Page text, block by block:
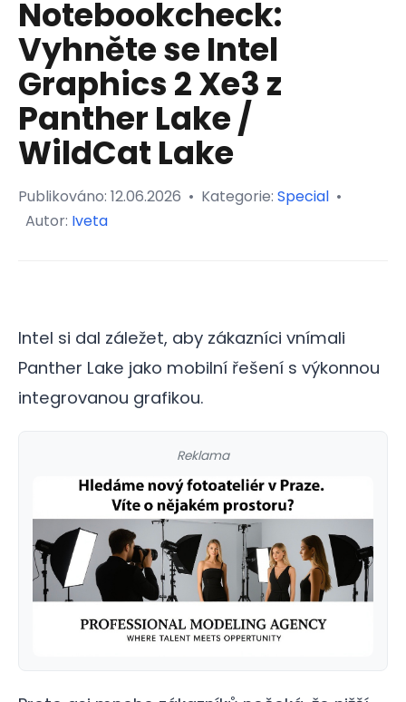
Notebookcheck:
Vyhněte se Intel
Graphics 2 Xe3 z
Panther Lake /
WildCat Lake
Publikováno: 12.06.2026 • Kategorie: Special •
Autor: Iveta
Intel si dal záležet, aby zákazníci vnímali
Panther Lake jako mobilní řešení s výkonnou
integrovanou grafikou.
Reklama